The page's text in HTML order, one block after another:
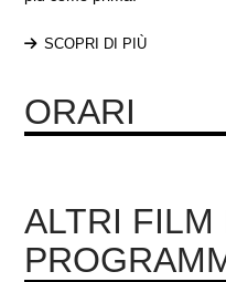
SCOPRI DI PIÙ
ORARI
ALTRI FILM